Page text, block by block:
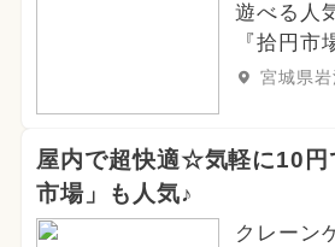
遊べる人
『拾円市
宮城県
屋内で超快適☆気軽に10円
市場」も人気♪
クレーン